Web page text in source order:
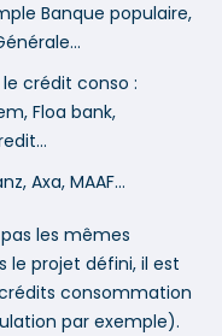
Banque populaire,
crédit conso :
Floa bank,
Axa, MAAF...
les mêmes
le projet défini, il est
consommation
par exemple).